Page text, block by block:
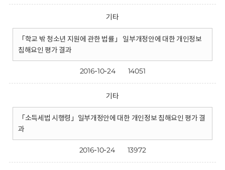
기타
「학교 밖 청소년 지원에 관한 법률」 일부개정안에 대한 개인정보
침해요인 평가 결과
2016-10-24 14051
기타
「소득세법 시행령」일부개정안에 대한 개인정보 침해요인 평가 결
과
2016-10-24 13972